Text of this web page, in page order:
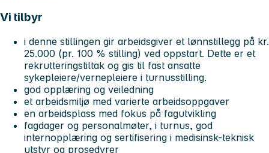
Vi tilbyr
i denne stillingen gir arbeidsgiver et lønnstillegg på kr.
25.000 (pr. 100 % stilling) ved oppstart. Dette er et
rekrutteringstiltak og gis til fast ansatte
sykepleiere/vernepleiere i turnusstilling.
god opplæring og veiledning
et arbeidsmiljø med varierte arbeidsoppgaver
en arbeidsplass med fokus på fagutvikling
fagdager og personalmøter, i turnus, god
internopplæring og sertifisering i medisinsk-teknisk
utstyr og prosedyrer